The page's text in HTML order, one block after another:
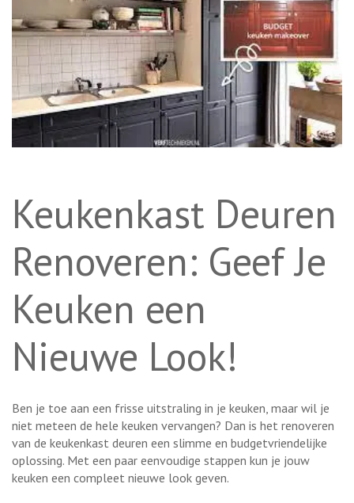
Keukenkast Deuren
Renoveren: Geef Je
Keuken een
Nieuwe Look!
Ben je toe aan een frisse uitstraling in je keuken, maar wil je
niet meteen de hele keuken vervangen? Dan is het renoveren
van de keukenkast deuren een slimme en budgetvriendelijke
oplossing. Met een paar eenvoudige stappen kun je jouw
keuken een compleet nieuwe look geven.